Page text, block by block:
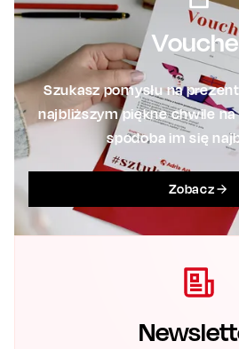
Szukasz pomysłu na
najbliższym piękne chwile
spodoba im się
Zobacz